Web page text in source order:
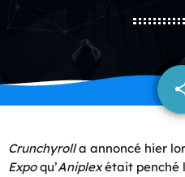
Crunchyrolla annoncé hier
Expoqu’Aniplexétait penché